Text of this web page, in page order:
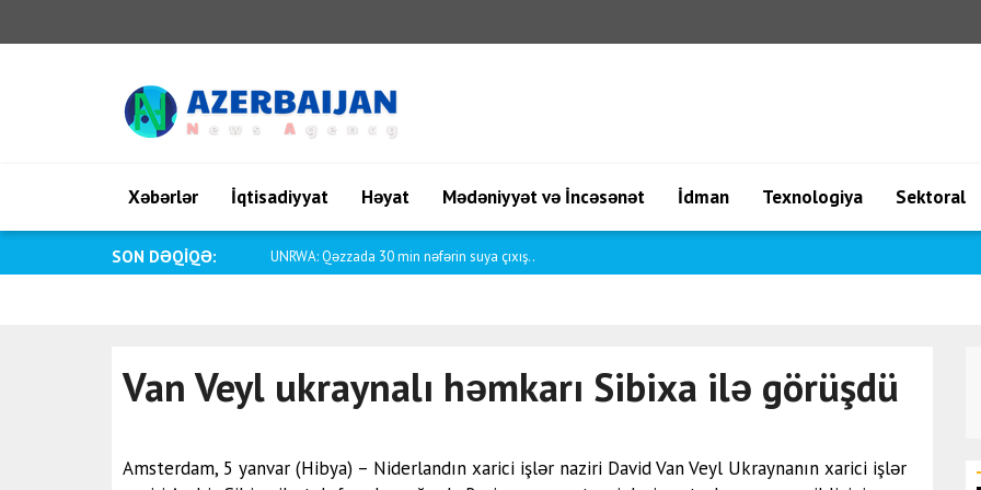
Xəbərlər İqtisadiyyat Həyat Mədəniyyət və İncəsənət İdman Texnologiya Sektoral
SON DƏQİQƏ: Azərbaycanın xarici işlər naziri Bayramo..
Van Veyl ukraynalı həmkarı Sibixa ilə görüşdü
Amsterdam, 5 yanvar (Hibya) – Niderlandın xarici işlər naziri David Van Veyl Ukraynanın xarici işlər